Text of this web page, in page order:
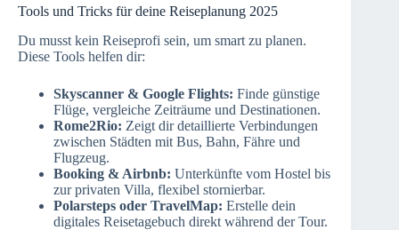
Tools und Tricks für deine Reiseplanung 2025
Du musst kein Reiseprofi sein, um smart zu planen.
Diese Tools helfen dir:
Skyscanner & Google Flights: Finde günstige
Flüge, vergleiche Zeiträume und Destinationen.
Rome2Rio: Zeigt dir detaillierte Verbindungen
zwischen Städten mit Bus, Bahn, Fähre und
Flugzeug.
Booking & Airbnb: Unterkünfte vom Hostel bis
zur privaten Villa, flexibel stornierbar.
Polarsteps oder TravelMap: Erstelle dein
digitales Reisetagebuch direkt während der Tour.